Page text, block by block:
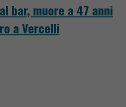
bar, muore a 47 anni
a Vercelli